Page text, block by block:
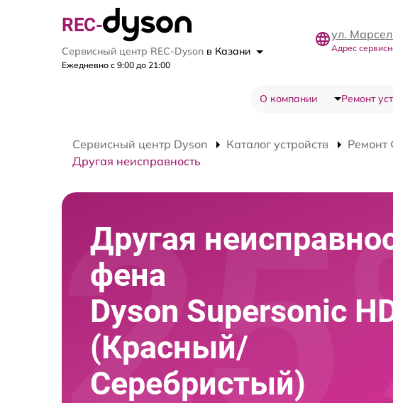
REC-
Сервисный центр REC-Dyson в Казани
Ежедневно с 9:00 до 21:00
ул.
Адрес
О компании Ремонт
Сервисный центр Dyson Каталог устройств Ремонт
Другая неисправность
Другая
фена
Dyson Supersonic
(Красный/
Серебристый)